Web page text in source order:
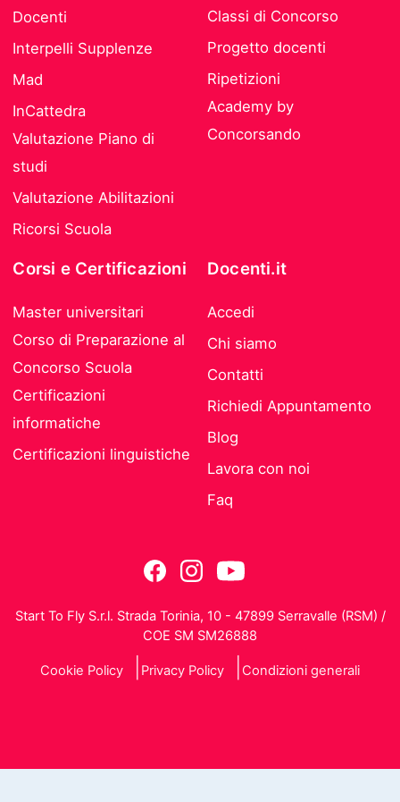
Docenti
Interpelli Supplenze
Mad
InCattedra
Valutazione Piano di
studi
Valutazione Abilitazioni
Ricorsi Scuola
Classi di Concorso
Progetto docenti
Ripetizioni
Academy by
Concorsando
Corsi e Certificazioni
Master universitari
Corso di Preparazione al
Concorso Scuola
Certificazioni
informatiche
Certificazioni linguistiche
Docenti.it
Accedi
Chi siamo
Contatti
Richiedi Appuntamento
Blog
Lavora con noi
Faq
Start To Fly S.r.l. Strada Torinia, 10 - 47899 Serravalle (RSM) /
COE SM SM26888
Cookie Policy Privacy Policy Condizioni generali